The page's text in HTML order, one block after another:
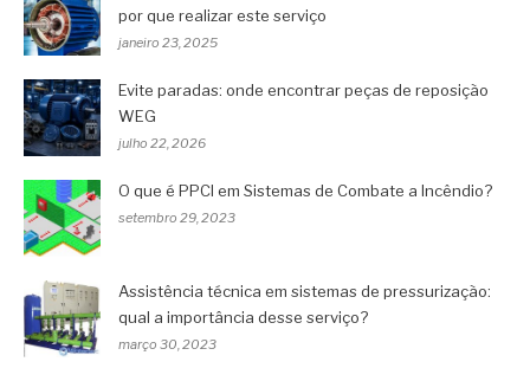
por que realizar este serviço
janeiro 23, 2025
Evite paradas: onde encontrar peças de reposição
WEG
julho 22, 2026
O que é PPCI em Sistemas de Combate a Incêndio?
setembro 29, 2023
Assistência técnica em sistemas de pressurização:
qual a importância desse serviço?
março 30, 2023